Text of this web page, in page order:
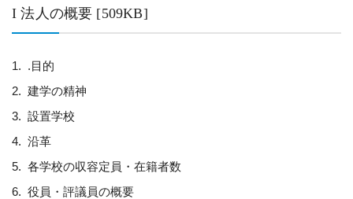
I 法人の概要 [509KB]
.目的
建学の精神
設置学校
沿革
各学校の収容定員・在籍者数
役員・評議員の概要